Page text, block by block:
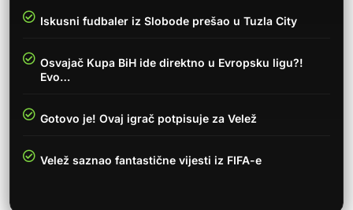
Iskusni fudbaler iz Slobode prešao u Tuzla City
Osvajač Kupa BiH ide direktno u Evropsku ligu?!
Evo…
Gotovo je! Ovaj igrač potpisuje za Velež
Velež saznao fantastične vijesti iz FIFA-e